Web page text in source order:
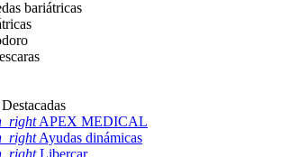
APEX MEDICAL
Ayudas dinámicas
Libercar